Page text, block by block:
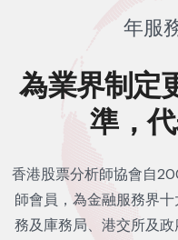
年服
為業界制定
準，
香港股票分析師協會自
師會員，為金融服務界
務及庫務局、港交所及